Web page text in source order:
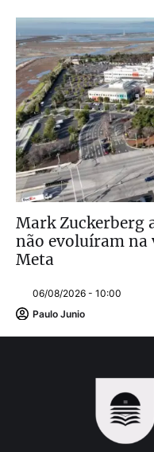
Mark Zuckerberg
não evoluíram na
Meta
06/08/2026 - 10:00
Paulo Junio